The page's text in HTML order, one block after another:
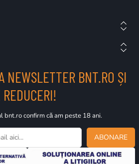
NEWSLETTER BNT.RO ȘI
confirm că am peste 18 ani.
ABONARE